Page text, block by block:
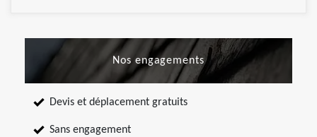
Nos engagements
Devis et déplacement gratuits
Sans engagement